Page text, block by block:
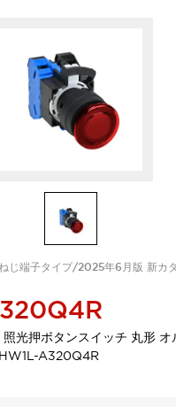
じ端子タイプ/2025年6月版 新カ
光押ボタンスイッチ 丸形 オ
A320Q4R